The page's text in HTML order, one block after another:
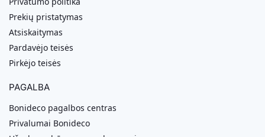
Prekių pristatymas
Atsiskaitymas
Pardavėjo teisės
Pirkėjo teisės
PAGALBA
Bonideco pagalbos centras
Privalumai Bonideco